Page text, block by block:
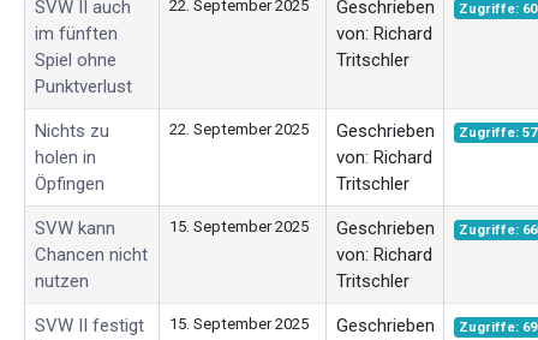
SVW II auch
im fünften
Spiel ohne
Punktverlust
22. September 2025
Geschrieben
von: Richard
Tritschler
Zugriffe:
Nichts zu
holen in
Öpfingen
22. September 2025
Geschrieben
von: Richard
Tritschler
Zugriffe:
SVW kann
Chancen nicht
nutzen
15. September 2025
Geschrieben
von: Richard
Tritschler
Zugriffe:
SVW II festigt
15. September 2025
Geschrieben
Zugriffe: